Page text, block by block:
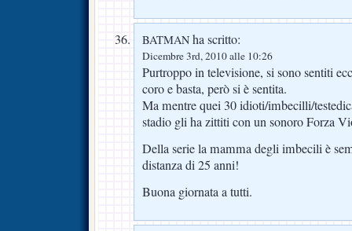
BATMAN ha scritto:
Dicembre 3rd, 2010 alle 10:26
Purtroppo in televisione, si sono sentiti
coro e basta, però si è sentita.
Ma mentre quei 30 idioti/imbecilli/
stadio gli ha zittiti con un sonoro Forza
Della serie la mamma degli imbecili è
distanza di 25 anni!
Buona giornata a tutti.